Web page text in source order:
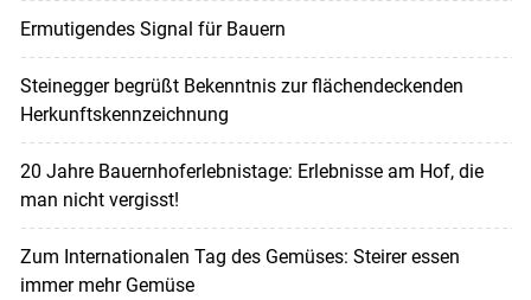
Ermutigendes Signal für Bauern
Steinegger begrüßt Bekenntnis zur flächendeckenden
Herkunftskennzeichnung
20 Jahre Bauernhoferlebnistage: Erlebnisse am Hof, die
man nicht vergisst!
Zum Internationalen Tag des Gemüses: Steirer essen
immer mehr Gemüse